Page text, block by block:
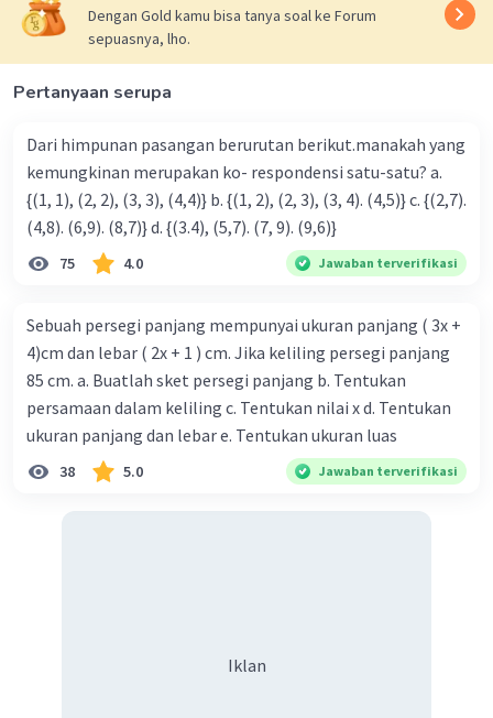
Dengan Gold kamu bisa tanya soal ke Forum
sepuasnya, lho.
Pertanyaan serupa
Dari himpunan pasangan berurutan berikut.manakah yang
kemungkinan merupakan ko- respondensi satu-satu? a.
{(1, 1), (2, 2), (3, 3), (4,4)} b. {(1, 2), (2, 3), (3, 4). (4,5)} c. {(2,7).
(4,8). (6,9). (8,7)} d. {(3.4), (5,7). (7, 9). (9,6)}
75 4.0 Jawaban terverifikasi
Sebuah persegi panjang mempunyai ukuran panjang ( 3x +
4)cm dan lebar ( 2x + 1 ) cm. Jika keliling persegi panjang
85 cm. a. Buatlah sket persegi panjang b. Tentukan
persamaan dalam keliling c. Tentukan nilai x d. Tentukan
ukuran panjang dan lebar e. Tentukan ukuran luas
38 5.0 Jawaban terverifikasi
Iklan